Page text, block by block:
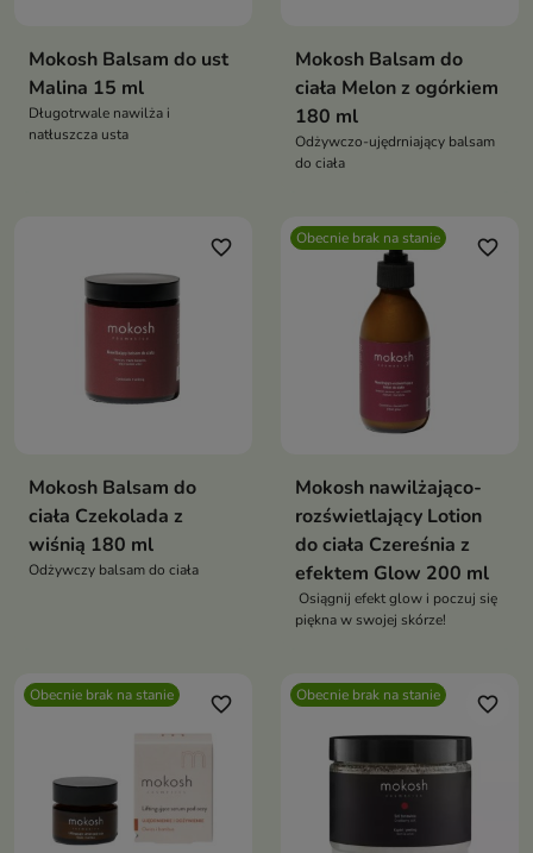
Mokosh Balsam do ust
Malina 15 ml
Długotrwale nawilża i
natłuszcza usta
Mokosh Balsam do
ciała Melon z ogórkiem
180 ml
Odżywczo-ujędrniający balsam
do ciała
favorite_border
Mokosh Balsam do
ciała Czekolada z
wiśnią 180 ml
Odżywczy balsam do ciała
Obecnie brak na stanie favorite_border
Mokosh nawilżająco-
rozświetlający Lotion
do ciała Czereśnia z
efektem Glow 200 ml
Osiągnij efekt glow i poczuj się
piękna w swojej skórze!
Obecnie brak na stanie favorite_border Obecnie brak na stanie favorite_border